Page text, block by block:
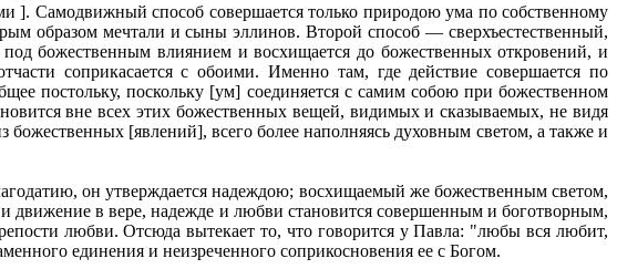
]. Самодвижный способ совершается только природою ума по собственному
образом мечтали и сыны эллинов. Второй способ — сверхъестественный,
божественным влиянием и восхищается до божественных откровений, и
соприкасается с обоими. Именно там, где действие совершается по
постольку, поскольку [ум] соединяется с самим собою при божественном
вне всех этих божественных вещей, видимых и сказываемых, не видя
[явлений], всего более наполняясь духовным светом, а также и
он утверждается надеждою; восхищаемый же божественным светом,
движение в вере, надежде и любви становится совершенным и боготворным,
любви. Отсюда вытекает то, что говорится у Павла: "любы вся любит,
единения и неизреченного соприкосновения ее с Богом.